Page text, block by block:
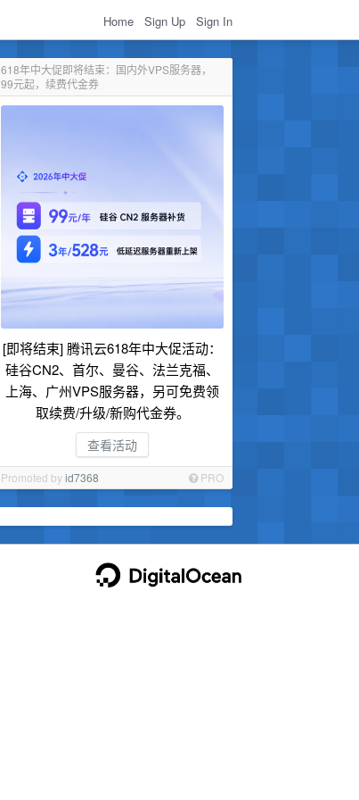
Home Sign Up Sign In
618年中大促即将结束：国内外VPS服务器，
99元起，续费代金券
[即将结束] 腾讯云618年中大促活动：
硅谷CN2、首尔、曼谷、法兰克福、
上海、广州VPS服务器，另可免费领
取续费/升级/新购代金券。
查看活动
Promoted byid7368 PRO